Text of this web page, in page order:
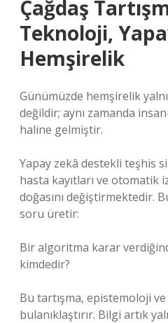
Çağdaş
Teknoloji,
Hemşirelik
Günümüzde hemşirelik
değildir; aynı zamanda
haline gelmiştir.
Yapay zekâ destekli teşhis
hasta kayıtları ve otomatik
doğasını değiştirmektedir.
soru üretir:
Bir algoritma karar
kimdedir?
Bu tartışma, epistemoloji ve
bulanıklaştırır. Bilgi artık